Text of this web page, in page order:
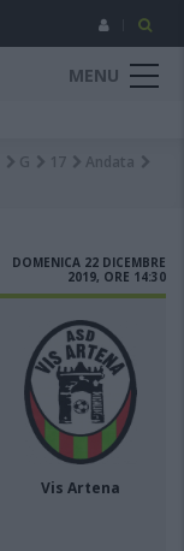
MENU
G 17
Andata
DOMENICA 22 DICEMBRE
2019, ORE 14:30
Vis Artena